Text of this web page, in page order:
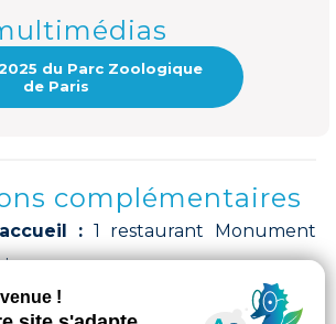
du Parc Zoologique
de Paris
complémentaires
: 1 restaurant Monument